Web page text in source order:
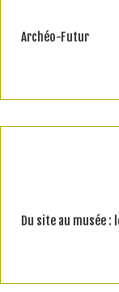
Archéo-Futur
Du site au musée :